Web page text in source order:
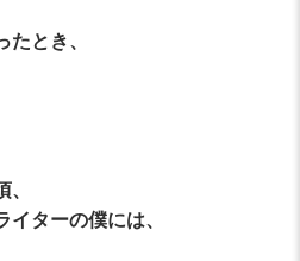
たとき、
イターの僕には、